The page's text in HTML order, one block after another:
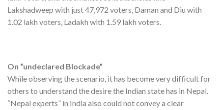
Lakshadweep with just 47,972 voters, Daman and Diu with
1.02 lakh voters, Ladakh with 1.59 lakh voters.
On “undeclared Blockade”
While observing the scenario, it has become very difficult for
others to understand the desire the Indian state has in Nepal.
“Nepal experts” in India also could not convey a clear